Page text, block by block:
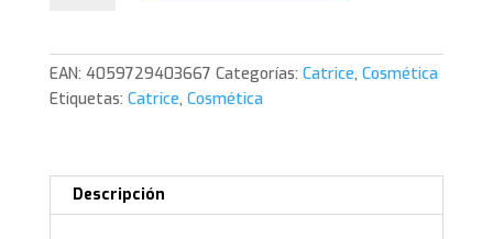
Uñas
143.
CATRICE
EAN: 4059729403667 Categorías: Catrice, Cosmética
Etiquetas: Catrice, Cosmética
Descripción